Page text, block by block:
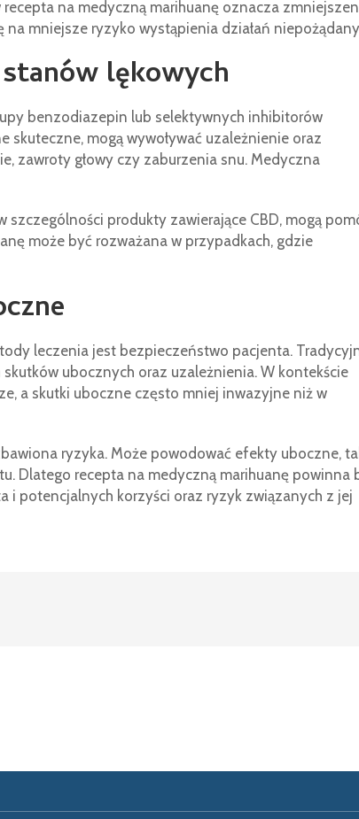
na medyczną marihuanę oznacza
mniejsze ryzyko wystąpienia działań
lękowych
benzodiazepin lub selektywnych inhibitorów
skuteczne, mogą wywoływać uzależnienie oraz
zawroty głowy czy zaburzenia snu. Medyczna
szczególności produkty zawierające CBD, mogą
może być rozważana w przypadkach, gdzie
leczenia jest bezpieczeństwo pacjenta.
ubocznych oraz uzależnienia. W kontekście
a skutki uboczne często mniej inwazyjne niż w
ryzyka. Może powodować efekty uboczne,
Dlatego recepta na medyczną marihuanę powinna
i potencjalnych korzyści oraz ryzyk związanych z jej